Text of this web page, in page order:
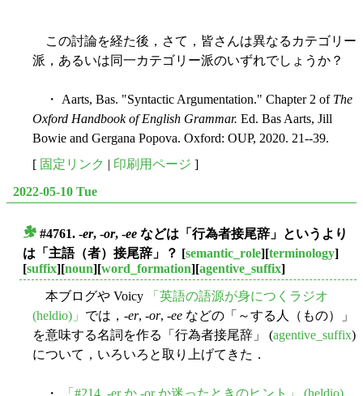
この討論を経た後，さて，皆さんは異なるカテゴリー
派，あるいは同一カテゴリー派のいずれでしょうか？
・ Aarts, Bas. "Syntactic Argumentation." Chapter 2 of The
Oxford Handbook of English Grammar. Ed. Bas Aarts, Jill
Bowie and Gergana Popova. Oxford: OUP, 2020. 21--39.
[ 固定リンク | 印刷用ページ ]
2022-05-10 Tue
#4761. -er, -or, -ee などは「行為者接尾辞」というより
は「主語（者）接尾辞」？ [semantic_role][terminology]
[suffix][noun][word_formation][agentive_suffix]
本ブログや Voicy
「英語の語源が身につくラジオ
(heldio)」 では，-er, -or, -ee などの「～する人（もの）」
を意味する名詞を作る「行為者接尾辞」 (agentive_suffix)
について，いろいろと取り上げてきた．